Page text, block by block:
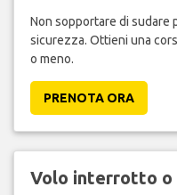
Non sopportare di sudare
sicurezza. Ottieni una
o meno.
PRENOTA ORA
Volo interrotto o